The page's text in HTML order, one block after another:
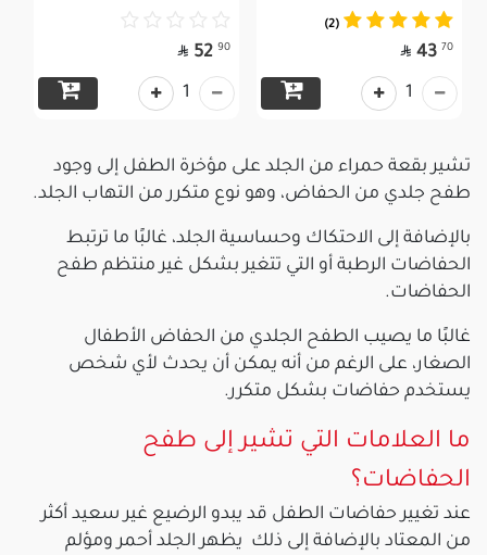
(2)
70
43

1
90
52

1
تشير بقعة حمراء من الجلد على مؤخرة الطفل إلى وجود
طفح جلدي من الحفاض، وهو نوع متكرر من التهاب الجلد.
بالإضافة إلى الاحتكاك وحساسية الجلد، غالبًا ما ترتبط
الحفاضات الرطبة أو التي تتغير بشكل غير منتظم طفح
الحفاضات.
غالبًا ما يصيب الطفح الجلدي من الحفاض الأطفال
الصغار، على الرغم من أنه يمكن أن يحدث لأي شخص
يستخدم حفاضات بشكل متكرر.
ما العلامات التي تشير إلى طفح
الحفاضات؟
عند تغيير حفاضات الطفل قد يبدو الرضيع غير سعيد أكثر
من المعتاد بالإضافة إلى ذلك يظهر الجلد أحمر ومؤلم